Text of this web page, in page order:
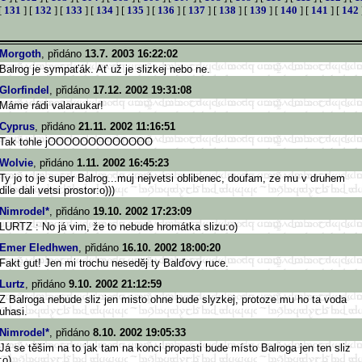
131 ] [ 132 ] [ 133 ] [ 134] [ 135 ] [ 136 ] [ 137] [ 138 ] [ 139 ] [ 140 ] [ 141 ] [ 142
Morgoth, přidáno 13.7. 2003 16:22:02
Balrog je sympaťák. Ať už je slizkej nebo ne.
Glorfindel , přidáno 17.12. 2002 19:31:08
Máme rádi valaraukar!
Cyprus, přidáno 21.11. 2002 11:16:51
Tak tohle jOOOOOOOOOOOOO
Wolvie, přidáno 1.11. 2002 16:45:23
Ty jo to je super Balrog...muj nejvetsi oblibenec, doufam, ze mu v druhem
dile dali vetsi prostor:o)))
Nimrodel*, přidáno 19.10. 2002 17:23:09
LURTZ : No já vim, že to nebude hromátka slizu:o)
Emer Eledhwen, přidáno 16.10. 2002 18:00:20
Fakt gut! Jen mi trochu neseděj ty Balďovy ruce.
Lurtz, přidáno 9.10. 2002 21:12:59
Z Balroga nebude sliz jen misto ohne bude slyzkej, protoze mu ho ta voda
uhasi.
Nimrodel*, přidáno 8.10. 2002 19:05:33
Já se těšim na to jak tam na konci propasti bude místo Balroga jen ten sliz